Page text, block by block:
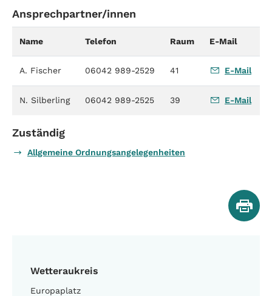
Wetteraukreis
Europaplatz
Ansprechpartner/innen
Name Telefon Raum E-Mail
A. Fischer 06042 989-2529 41 E-Mail
N. Silberling 06042 989-2525 39 E-Mail
Zuständig
Allgemeine Ordnungsangelegenheiten